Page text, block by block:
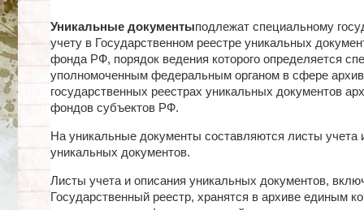
Уникальные документыподлежат специальному
учету в Государственном реестре уникальных
фонда РФ, порядок ведения которого определяется
уполномоченным федеральным органом в сфере
государственных реестрах уникальных документов
фондов субъектов РФ.
На уникальные документы составляются листы учета
уникальных документов.
Листы учета и описания уникальных документов,
Государственный реестр, хранятся в архиве единым